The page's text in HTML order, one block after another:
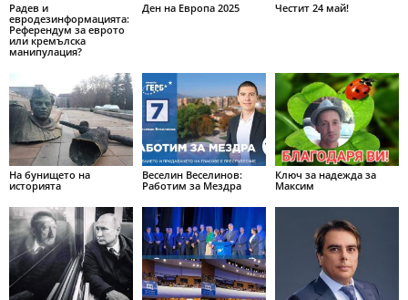
Радев и
евродезинформацията:
Референдум за еврото
или кремълска
манипулация?
Ден на Европа 2025 Честит 24 май!
На бунището на
историята
Веселин Веселинов:
Работим за Мездра
Ключ за надежда за
Максим